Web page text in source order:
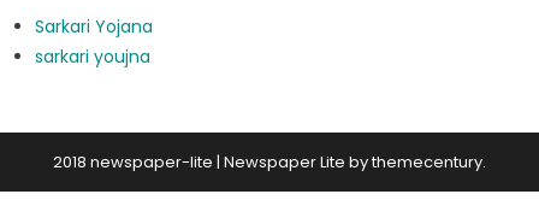
Sarkari Yojana
sarkari youjna
2018 newspaper-lite | Newspaper Lite bythemecentury.